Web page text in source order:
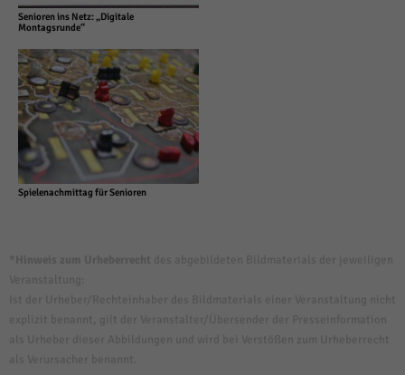
Senioren ins Netz: „Digitale
Montagsrunde“
Spielenachmittag für Senioren